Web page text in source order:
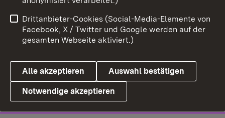
Drittanbieter-Cookies (Social-Media-Elemente von
Facebook, X / Twitter und Google werden auf der
gesamten Webseite aktiviert.)
Alle akzeptieren Auswahl bestätigen
Notwendige akzeptieren